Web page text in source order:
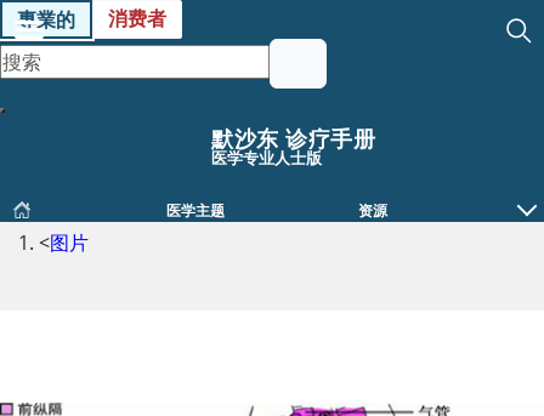
專業的 消费者
默沙东 诊疗手册
医学专业人士版
医学主题 资源
<图片